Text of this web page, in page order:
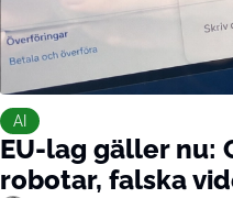
AI
EU-lag gäller nu:
robotar, falska